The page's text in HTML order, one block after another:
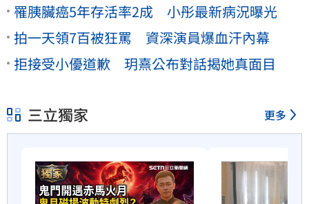
罹胰臟癌5年存活率2成 小彤最新病況曝光
拍一天領7百被狂罵 資深演員爆血汗內幕
拒接受小優道歉 玥熹公布對話揭她真面目
三立獨家 更多